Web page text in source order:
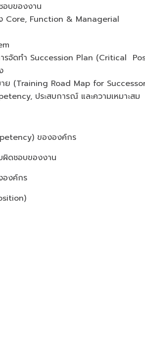
อบของงาน
Core, Function & Managerial
ารจัดทำ Succession Plan (Critical
ย (Training Road Map for
ประสบการณ์ และความเหมาะสม
ขององค์กร
ผิดชอบของงาน
งค์กร